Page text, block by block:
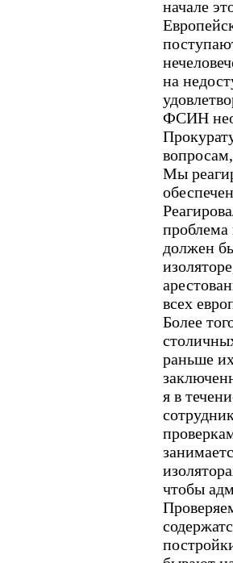
начале
на
ФСИН
Мы
проблема
должен
всех
Более
раньше
я в
чтобы